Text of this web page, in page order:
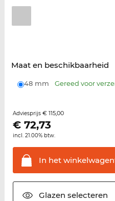
Maat en beschikbaarheid
48 mm Gereed voor
Adviesprijs € 115,00
€ 72,73
incl. 21.00% btw.
In het
Glazen selecteren